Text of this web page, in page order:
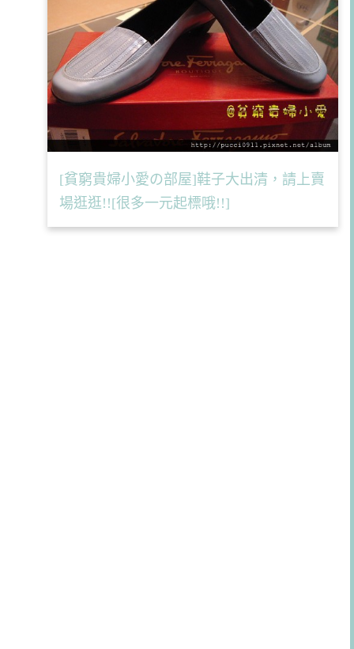
[貧窮貴婦小愛の部屋]鞋子大出清，請上賣
場逛逛!![很多一元起標哦!!]